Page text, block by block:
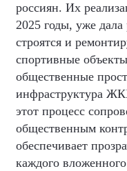
россиян. Их
2025 годы, уже дала
строятся и
спортивные
общественные
инфраструктура
этот процесс
общественным
обеспечивает
каждого